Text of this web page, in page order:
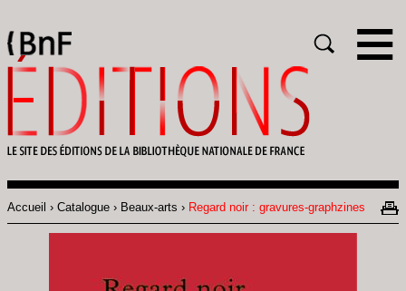
Fil
d'Ariane
Accueil Catalogue Beaux-arts Regard noir : gravures-graphzines